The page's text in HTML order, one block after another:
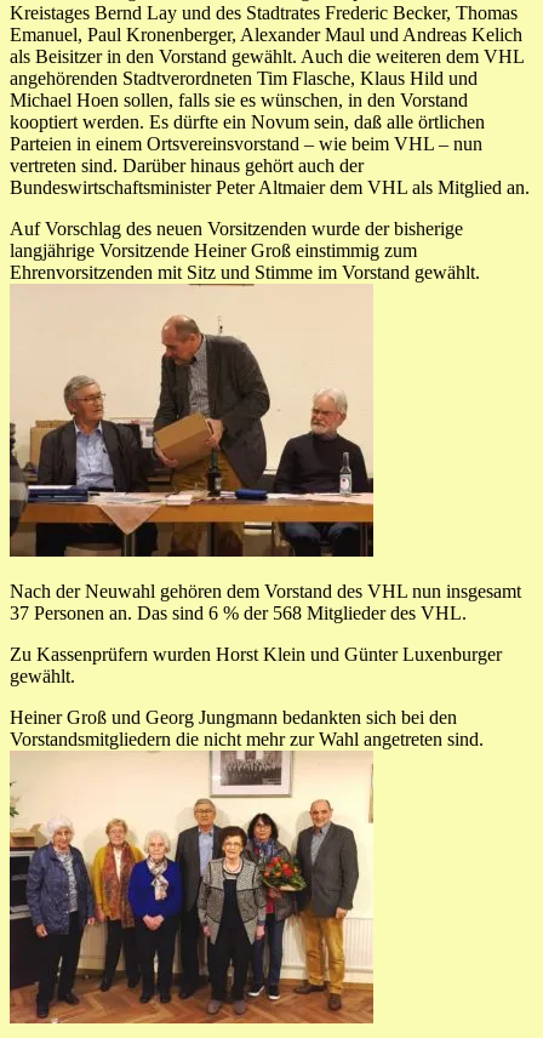
Kreistages Bernd Lay und des Stadtrates Frederic Becker, Thomas
Emanuel, Paul Kronenberger, Alexander Maul und Andreas Kelich
als Beisitzer in den Vorstand gewählt. Auch die weiteren dem VHL
angehörenden Stadtverordneten Tim Flasche, Klaus Hild und
Michael Hoen sollen, falls sie es wünschen, in den Vorstand
kooptiert werden. Es dürfte ein Novum sein, daß alle örtlichen
Parteien in einem Ortsvereinsvorstand – wie beim VHL – nun
vertreten sind. Darüber hinaus gehört auch der
Bundeswirtschaftsminister Peter Altmaier dem VHL als Mitglied an.
Auf Vorschlag des neuen Vorsitzenden wurde der bisherige
langjährige Vorsitzende Heiner Groß einstimmig zum
Ehrenvorsitzenden mit Sitz und Stimme im Vorstand gewählt.
Nach der Neuwahl gehören dem Vorstand des VHL nun insgesamt
37 Personen an. Das sind 6 % der 568 Mitglieder des VHL.
Zu Kassenprüfern wurden Horst Klein und Günter Luxenburger
gewählt.
Heiner Groß und Georg Jungmann bedankten sich bei den
Vorstandsmitgliedern die nicht mehr zur Wahl angetreten sind.